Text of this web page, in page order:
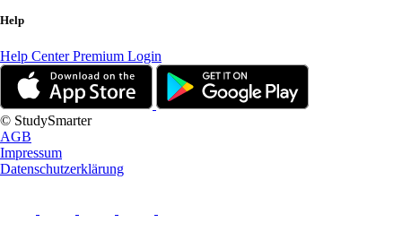
Help
Help CenterPremium Login
© StudySmarter
AGB
Impressum
Datenschutzerklärung